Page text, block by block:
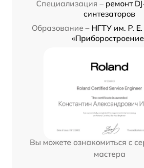
Специализация – ремонт
синтезаторов
Образование – НГТУ им. Р.
Вы можете ознакомиться с
мастера